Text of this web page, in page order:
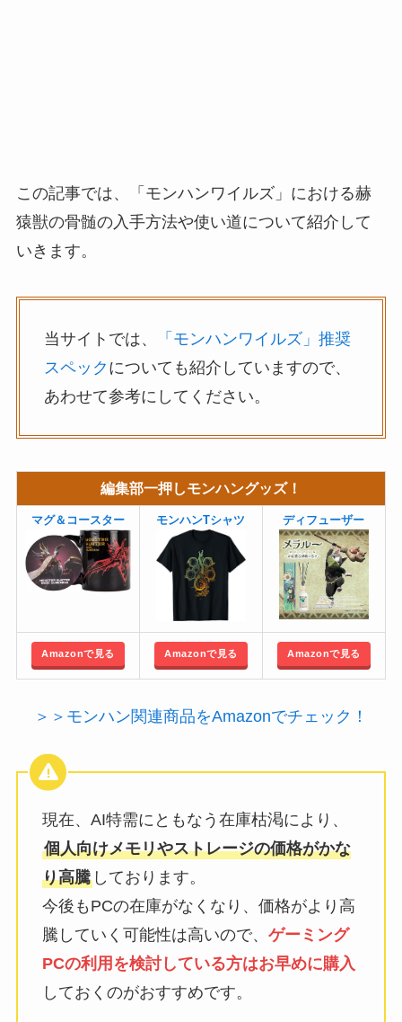
この記事では、「モンハンワイルズ」における赫
猿獣の骨髄の入手方法や使い道について紹介して
いきます。
当サイトでは、
「モンハンワイルズ」推奨
スペック についても紹介していますので、
あわせて参考にしてください。
編集部一押しモンハングッズ！
マグ＆コースター モンハンTシャツ ディフューザー
Amazonで見る Amazonで見る Amazonで見る
＞＞モンハン関連商品をAmazonでチェック！
現在、AI特需にともなう在庫枯渇により、
個人向けメモリやストレージの価格がかな
り高騰しております。
今後もPCの在庫がなくなり、価格がより高
騰していく可能性は高いので、 ゲーミング
PCの利用を検討している方はお早めに購入
しておくのがおすすめです。